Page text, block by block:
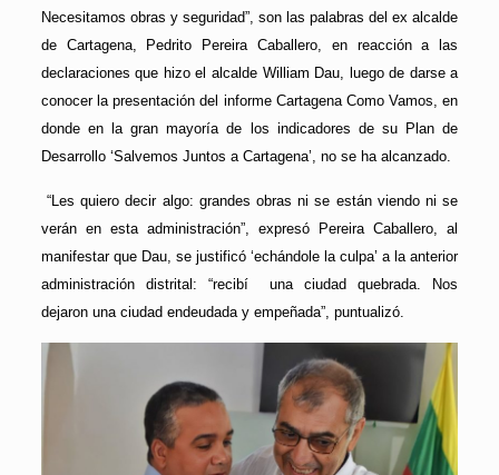
Necesitamos obras y seguridad”, son las palabras del ex alcalde
de Cartagena, Pedrito Pereira Caballero, en reacción a las
declaraciones que hizo el alcalde William Dau, luego de darse a
conocer la presentación del informe Cartagena Como Vamos, en
donde en la gran mayoría de los indicadores de su Plan de
Desarrollo ‘Salvemos Juntos a Cartagena’, no se ha alcanzado.
“Les quiero decir algo: grandes obras ni se están viendo ni se
verán en esta administración”, expresó Pereira Caballero, al
manifestar que Dau, se justificó ‘echándole la culpa’ a la anterior
administración distrital: “recibí una ciudad quebrada. Nos
dejaron una ciudad endeudada y empeñada”, puntualizó.